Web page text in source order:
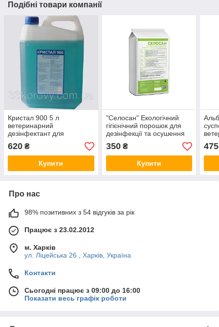
Подібні товари компанії
Кристал 900 5 л
ветеринарний
дезінфектант для
пташників та
тваринницьких приміщень
620 ₴
Купити
"Селосан" Екологічний
гігієнічний порошок для
дезінфекції та осушення
350₴
Купити
475
Про нас
98% позитивних з 54 відгуків за рік
Працює з 23.02.2012
м. Харків
ул. Ліцейська 26 , Харків, Україна
Контакти
Сьогодні працює з 09:00 до 16:00
Показати весь графік роботи